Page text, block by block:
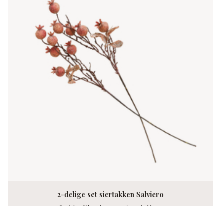
2-delige set siertakken Salviero